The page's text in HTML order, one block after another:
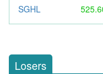
SGHL
Losers